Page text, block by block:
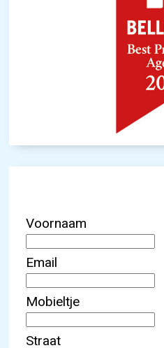
Voornaam
Email
Mobieltje
Straat